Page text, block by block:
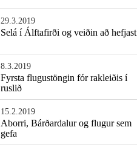
29.3.2019
Selá í Álftafirði og veiðin að hefjast
8.3.2019
Fyrsta flugustöngin fór rakleiðis í
ruslið
15.2.2019
Aborri, Bárðardalur og flugur sem
gefa